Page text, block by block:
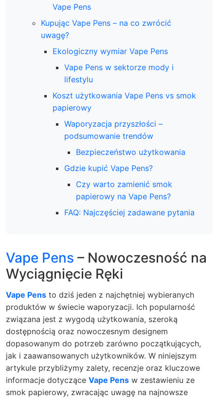
Vape Pens
Kupując Vape Pens – na co zwrócić
uwagę?
Ekologiczny wymiar Vape Pens
Vape Pens w sektorze mody i
lifestylu
Koszt użytkowania Vape Pens vs smok
papierowy
Waporyzacja przyszłości –
podsumowanie trendów
Bezpieczeństwo użytkowania
Gdzie kupić Vape Pens?
Czy warto zamienić smok
papierowy na Vape Pens?
FAQ: Najczęściej zadawane pytania
Vape Pens – Nowoczesność na
Wyciągnięcie Ręki
Vape Pens to dziś jeden z najchętniej wybieranych
produktów w świecie waporyzacji. Ich popularność
związana jest z wygodą użytkowania, szeroką
dostępnością oraz nowoczesnym designem
dopasowanym do potrzeb zarówno początkujących,
jak i zaawansowanych użytkowników. W niniejszym
artykule przybliżymy zalety, recenzje oraz kluczowe
informacje dotyczące Vape Pens w zestawieniu ze
smok papierowy, zwracając uwagę na najnowsze